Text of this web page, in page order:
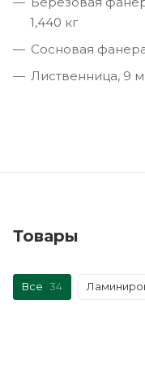
1,440 кг
Сосновая
Лиственница, 9
Товары
Все 34